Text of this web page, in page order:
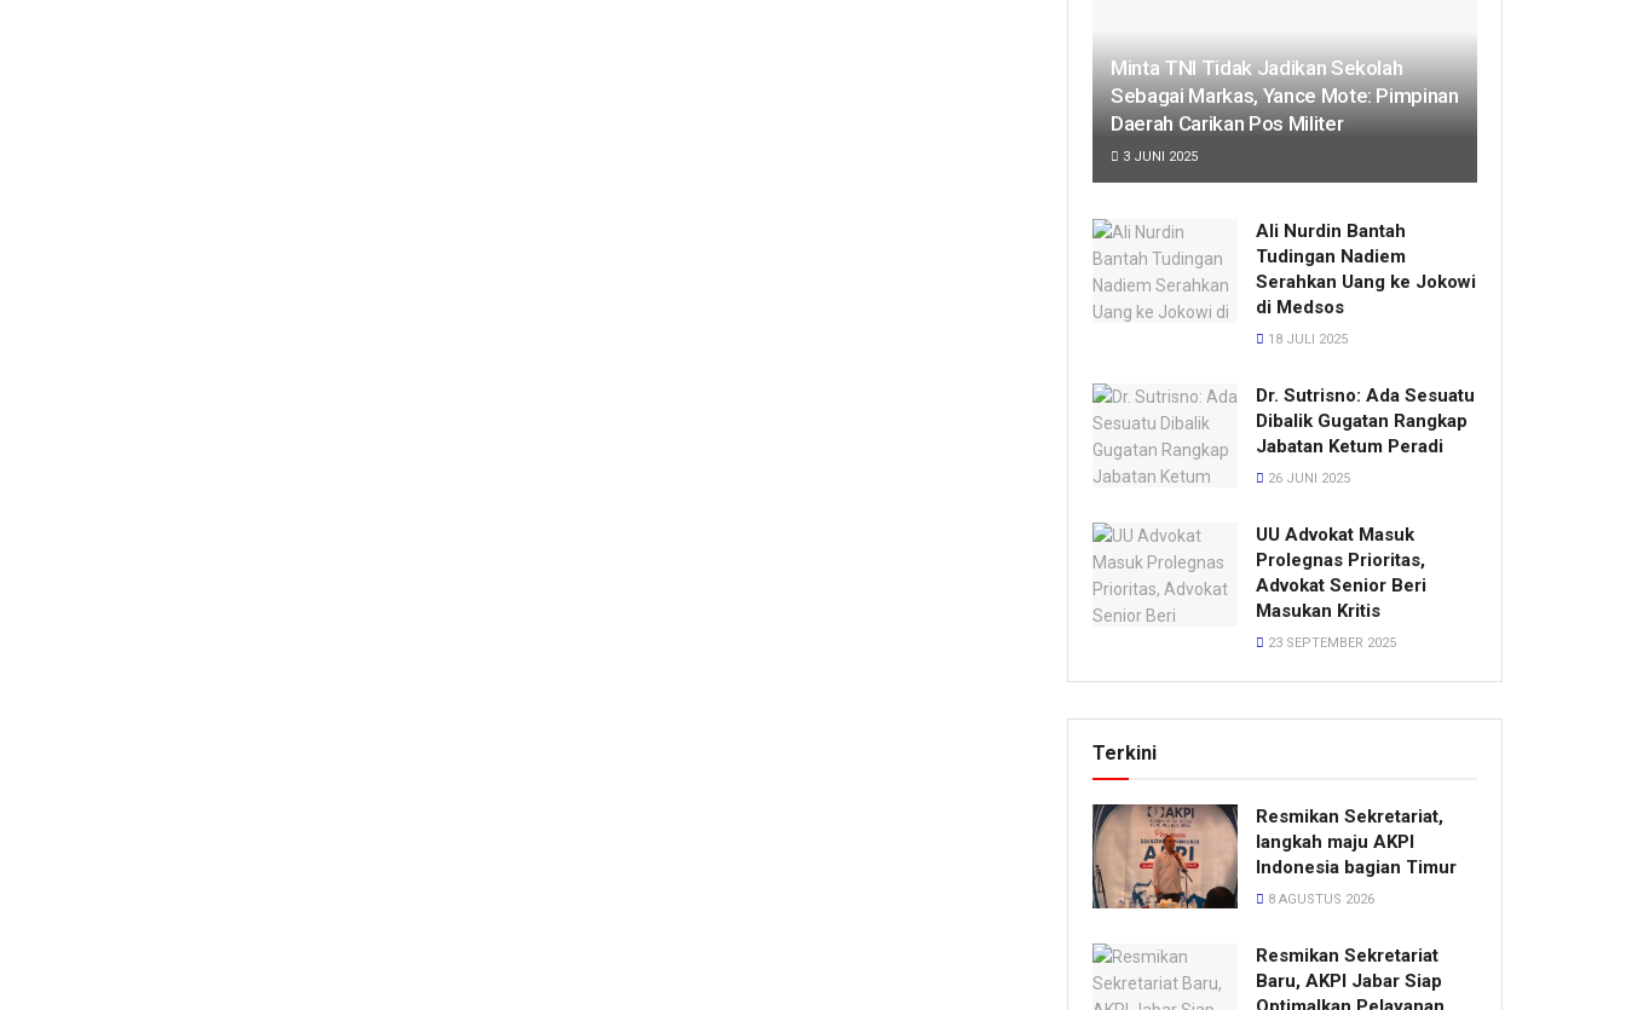
Minta TNI Tidak Jadikan Sekolah
Sebagai Markas, Yance Mote: Pimpinan
Daerah Carikan Pos Militer
3 JUNI 2025
Ali Nurdin Bantah
Tudingan Nadiem
Serahkan Uang ke Jokowi
di Medsos
18 JULI 2025
Dr. Sutrisno: Ada Sesuatu
Dibalik Gugatan Rangkap
Jabatan Ketum Peradi
26 JUNI 2025
UU Advokat Masuk
Prolegnas Prioritas,
Advokat Senior Beri
Masukan Kritis
23 SEPTEMBER 2025
Terkini
Resmikan Sekretariat,
langkah maju AKPI
Indonesia bagian Timur
8 AGUSTUS 2026
Resmikan Sekretariat
Baru, AKPI Jabar Siap